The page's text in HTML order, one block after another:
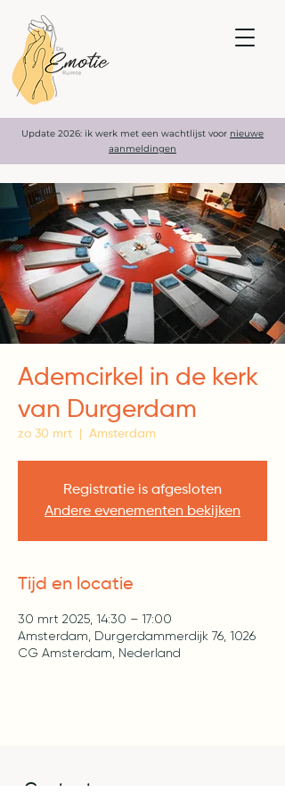
Update 2026: ik werk met een wachtlijst voor nieuwe
aanmeldingen
Ademcirkel in de kerk
van Durgerdam
zo 30 mrt Amsterdam
Registratie is afgesloten
Andere evenementen bekijken
Tijd en locatie
30 mrt 2025, 14:30 – 17:00
Amsterdam, Durgerdammerdijk 76, 1026
CG Amsterdam, Nederland
Contact